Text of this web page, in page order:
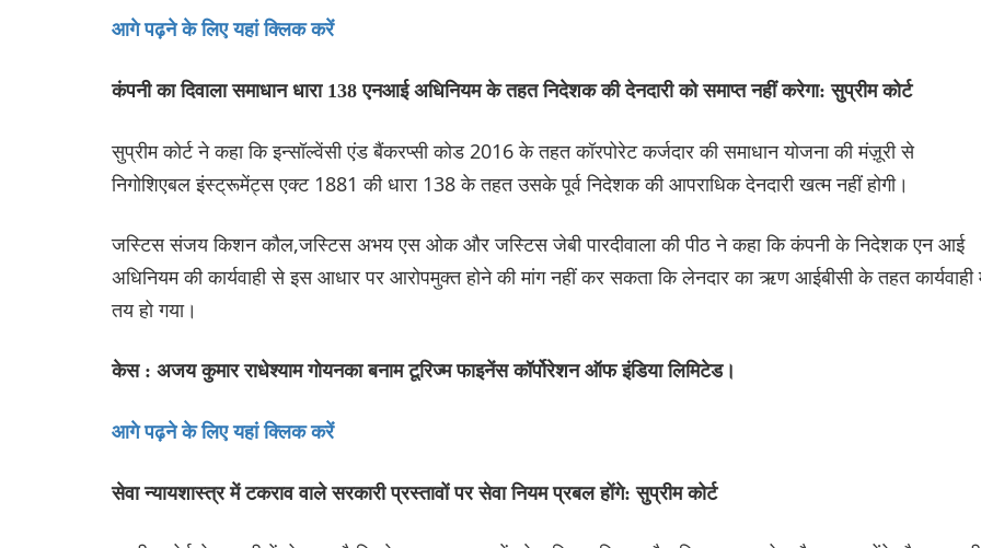
आगे पढ़ने के लिए यहां क्लिक करें
कंपनी का दिवाला समाधान धारा 138 एनआई अधिनियम के तहत निदेशक की देनदारी को समाप्त नहीं करेगा: सुप्रीम कोर्ट
सुप्रीम कोर्ट ने कहा कि इन्सॉल्वेंसी एंड बैंकरप्सी कोड 2016 के तहत कॉरपोरेट कर्जदार की समाधान योजना की मंज़ूरी से
निगोशिएबल इंस्ट्रूमेंट्स एक्ट 1881 की धारा 138 के तहत उसके पूर्व निदेशक की आपराधिक देनदारी खत्म नहीं होगी।
जस्टिस संजय किशन कौल,जस्टिस अभय एस ओक और जस्टिस जेबी पारदीवाला की पीठ ने कहा कि कंपनी के निदेशक एन आई
अधिनियम की कार्यवाही से इस आधार पर आरोपमुक्त होने की मांग नहीं कर सकता कि लेनदार का ऋण आईबीसी के तहत कार्यवाही
तय हो गया।
केस : अजय कुमार राधेश्याम गोयनका बनाम टूरिज्म फाइनेंस कॉर्पोरेशन ऑफ इंडिया लिमिटेड।
आगे पढ़ने के लिए यहां क्लिक करें
सेवा न्यायशास्त्र में टकराव वाले सरकारी प्रस्तावों पर सेवा नियम प्रबल होंगे: सुप्रीम कोर्ट